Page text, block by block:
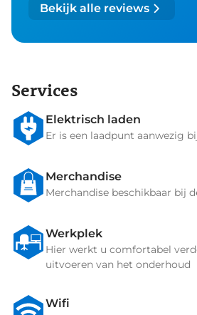
Bekijk alle reviews
Services
Elektrisch laden
Er is een laadpunt aanwezig
Merchandise
Merchandise beschikbaar bij
Werkplek
Hier werkt u comfortabel
uitvoeren van het onderhoud
Wifi